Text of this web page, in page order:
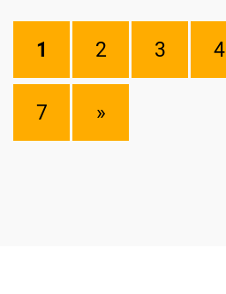
1 2 3 4
7 »